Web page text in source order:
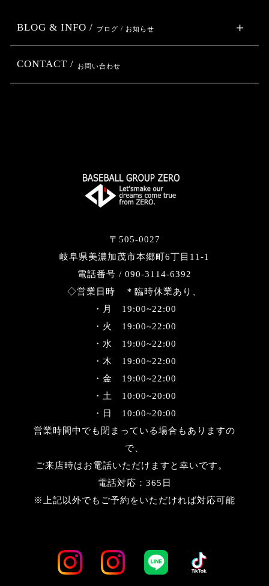
〒505-0027
岐阜県美濃加茂市本郷町6丁目11-1
電話番号 / 090-3114-6392
◇営業日時 ＊臨時休業あり、
・月 19:00~22:00
・火 19:00~22:00
・水 19:00~22:00
・木 19:00~22:00
・金 19:00~22:00
・土 10:00~20:00
・日 10:00~20:00
営業時間中でも閉まっている場合もありますの
で、
ご来店時はお電話いただけますと幸いです。
電話対応：365日
※上記以外でもご予約をいただければ対応可能
BLOG & INFO / ブログ / お知らせ
CONTACT / お問い合わせ